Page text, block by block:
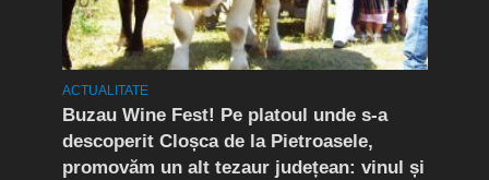
ACTUALITATE
Buzau Wine Fest! Pe platoul unde s-a
descoperit Cloșca de la Pietroasele,
promovăm un alt tezaur județean: vinul și